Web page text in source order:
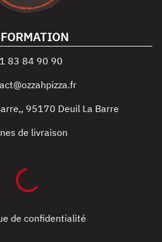
83 84 90 90
, 95170 Deuil La Barre
de livraison
de confidentialité